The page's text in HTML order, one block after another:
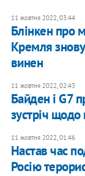
11 жовтня 2022, 03:44
Блінкен про
Кремля
винен
11 жовтня 2022, 02:43
Байден і G7
зустріч щодо
11 жовтня 2022, 01:46
Настав час
Росію